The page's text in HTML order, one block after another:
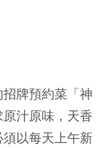
牌預約菜「神
汁原味，天香
以每天上午新